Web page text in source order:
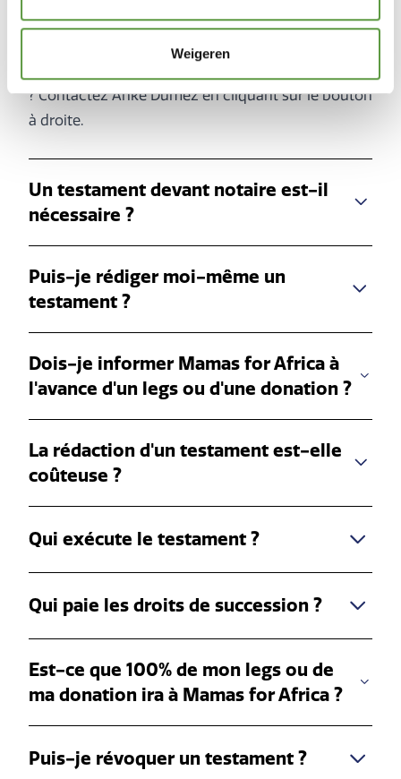
Weigeren
Vous souhaitez en savoir plus ?
? Contactez Anke Dumez en cliquant sur le bouton
à droite.
Un testament devant notaire est-il
nécessaire ?
Puis-je rédiger moi-même un
testament ?
Dois-je informer Mamas for Africa à
l'avance d'un legs ou d'une donation ?
La rédaction d'un testament est-elle
coûteuse ?
Qui exécute le testament ?
Qui paie les droits de succession ?
Est-ce que 100% de mon legs ou de
ma donation ira à Mamas for Africa ?
Puis-je révoquer un testament ?